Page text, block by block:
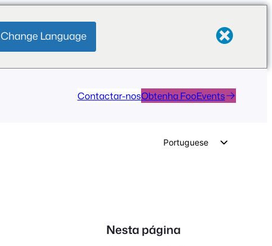
Change Language
Contactar-nosObtenha FooEvents
Portuguese
Nesta página